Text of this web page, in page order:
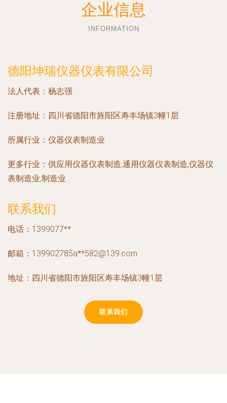
企业信息
INFORMATION
德阳坤瑞仪器仪表有限公司
法人代表： 杨志强
注册地址： 四川省德阳市旌阳区寿丰场镇3幢1层
所属行业： 仪器仪表制造业
更多行业： 供应用仪器仪表制造,通用仪器仪表制造,仪器仪
表制造业,制造业
联系我们
电话：1399077**
邮箱：139902785a**582@139.com
地址：四川省德阳市旌阳区寿丰场镇3幢1层
联系我们